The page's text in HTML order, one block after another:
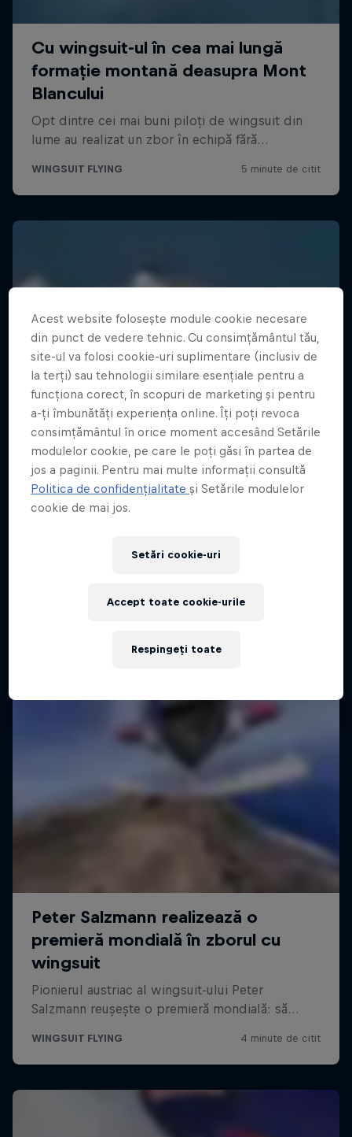
Acest website folosește module cookie necesare
din punct de vedere tehnic. Cu consimțământul tău,
site-ul va folosi cookie-uri suplimentare (inclusiv de
la terți) sau tehnologii similare esențiale pentru a
funcționa corect, în scopuri de marketing și pentru
a-ți îmbunătăți experiența online. Îți poți revoca
consimțământul în orice moment accesând Setările
modulelor cookie, pe care le poți găsi în partea de
jos a paginii. Pentru mai multe informații consultă
Politica de confidențialitateși Setările modulelor
cookie de mai jos.
Setări cookie-uri
Respingeți toate
Accept toate cookie-urile